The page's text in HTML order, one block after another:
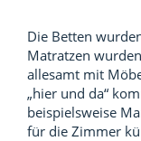
Die Betten
Matratzen
allesamt mit
„hier und da“
beispielsweise
für die Zimmer